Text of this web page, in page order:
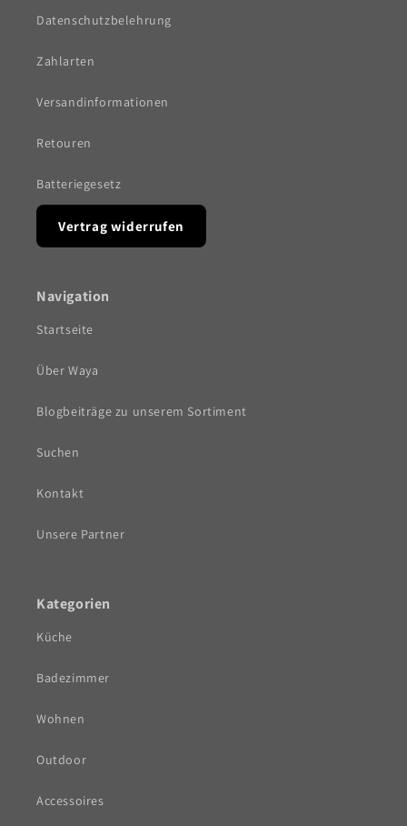
Datenschutzbelehrung
Zahlarten
Versandinformationen
Retouren
Batteriegesetz
Vertrag widerrufen
Navigation
Startseite
Über Waya
Blogbeiträge zu unserem Sortiment
Suchen
Kontakt
Unsere Partner
Kategorien
Küche
Badezimmer
Wohnen
Outdoor
Accessoires